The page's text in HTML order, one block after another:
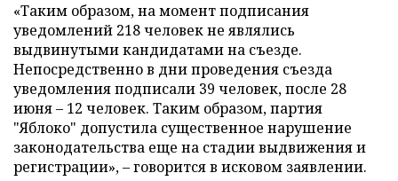
«Таким образом, на момент подписания
уведомлений 218 человек не являлись
выдвинутыми кандидатами на съезде.
Непосредственно в дни проведения съезда
уведомления подписали 39 человек, после 28
июня – 12 человек. Таким образом, партия
"Яблоко" допустила существенное нарушение
законодательства еще на стадии выдвижения и
регистрации», – говорится в исковом заявлении.